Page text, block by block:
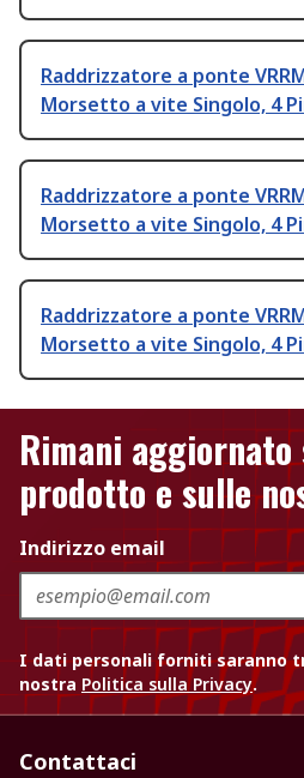
Raddrizzatore a ponte
Morsetto a vite Singolo, 4
Raddrizzatore a ponte
Morsetto a vite Singolo, 4
Raddrizzatore a ponte
Morsetto a vite Singolo, 4
Rimani
prodotto e sulle
Indirizzo email
I dati personali forniti saranno
nostra Politica sulla Privacy.
Contattaci